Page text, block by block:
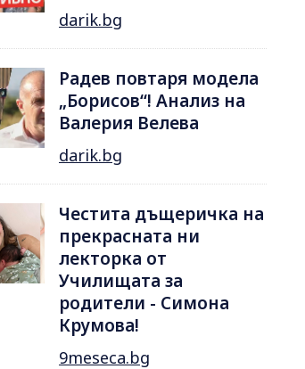
darik.bg
Радев повтаря модела
„Борисов“! Анализ на
Валерия Велева
darik.bg
Честита дъщеричка на
прекрасната ни
лекторка от
Училищата за
родители - Симона
Крумова!
9meseca.bg